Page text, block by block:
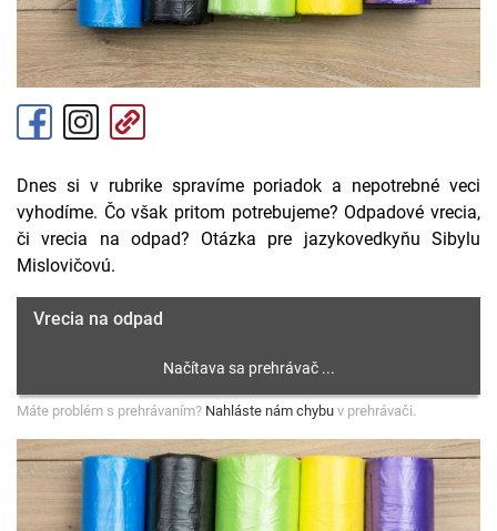
Dnes si v rubrike spravíme poriadok a nepotrebné veci
vyhodíme. Čo však pritom potrebujeme? Odpadové vrecia,
či vrecia na odpad? Otázka pre jazykovedkyňu Sibylu
Mislovičovú.
Vrecia na odpad
Máte problém s prehrávaním? Nahláste nám chybu v prehrávači.